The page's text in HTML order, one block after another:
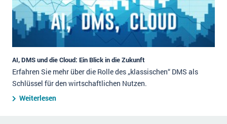
AI, DMS und die Cloud: Ein Blick in die Zukunft
Erfahren Sie mehr über die Rolle des „klassischen“ DMS als
Schlüssel für den wirtschaftlichen Nutzen.
Weiterlesen